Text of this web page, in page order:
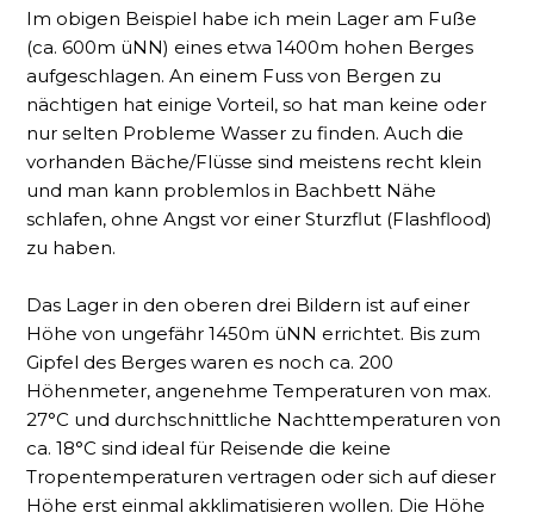
Im obigen Beispiel habe ich mein Lager am Fuße
(ca. 600m üNN) eines etwa 1400m hohen Berges
aufgeschlagen. An einem Fuss von Bergen zu
nächtigen hat einige Vorteil, so hat man keine oder
nur selten Probleme Wasser zu finden. Auch die
vorhanden Bäche/Flüsse sind meistens recht klein
und man kann problemlos in Bachbett Nähe
schlafen, ohne Angst vor einer Sturzflut (Flashflood)
zu haben.
Das Lager in den oberen drei Bildern ist auf einer
Höhe von ungefähr 1450m üNN errichtet. Bis zum
Gipfel des Berges waren es noch ca. 200
Höhenmeter, angenehme Temperaturen von max.
27°C und durchschnittliche Nachttemperaturen von
ca. 18°C sind ideal für Reisende die keine
Tropentemperaturen vertragen oder sich auf dieser
Höhe erst einmal akklimatisieren wollen. Die Höhe